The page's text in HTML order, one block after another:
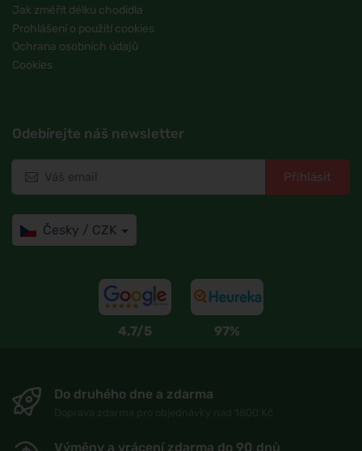
Jak změřit délku chodidla
Prohlášení o použití cookies
Ochrana osobních údajů
Cookies
Odebírejte náš newsletter
Přihlásit
Česky / CZK
4,7/5 97%
Do druhého dne a zdarma
Výměny a vrácení zdarma do 90 dnů